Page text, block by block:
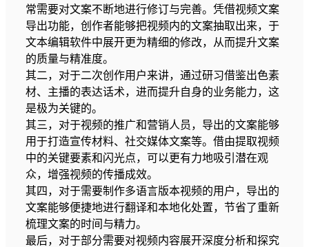
常需要对文案不断地进行修订与完善。凭借视频文案
导出功能，创作者能够把视频内的文案抽取出来，于
文本编辑软件中展开更为精细的修改，从而提升文案
的质量与精准度。
其二，对于二次创作用户来讲，通过研习借鉴出色素
材、主播的表达话术，进而提升自身的业务能力，这
是极为关键的。
其三，对于视频的推广和营销人员，导出的文案能够
用于打造宣传材料、社交媒体文案等。借由提取视频
中的关键要素和闪光点，可以更有力地吸引潜在观
众，增强视频的传播成效。
其四，对于需要制作多语言版本视频的用户，导出的
文案能够便捷地进行翻译和本地化处置，节省了重新
梳理文案的时间与精力。
最后，对于部分需要对视频内容展开深度分析和探究